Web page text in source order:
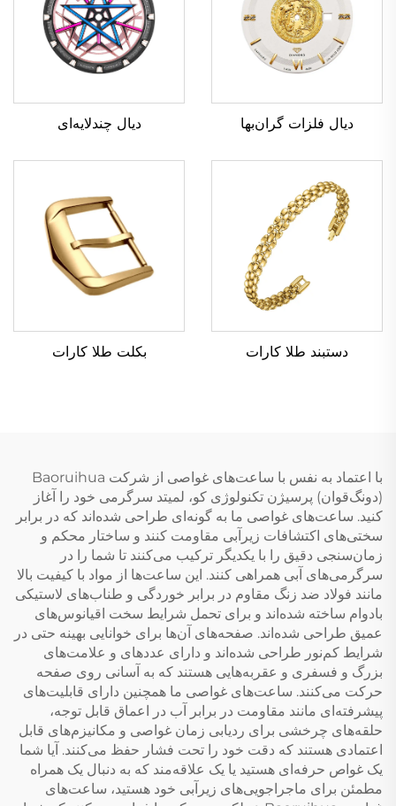
دیال فلزات گران‌بها دیال چندلایه‌ای
دستبند طلا کارات بکلت طلا کارات
با اعتماد به نفس با ساعت‌های غواصی از شرکت Baoruihua
(دونگ‌قوان) پرسیژن تکنولوژی کو، لمیتد سرگرمی خود را آغاز
کنید. ساعت‌های غواصی ما به گونه‌ای طراحی شده‌اند که در برابر
سختی‌های اکتشافات زیرآبی مقاومت کنند و ساختار محکم و
زمان‌سنجی دقیق را با یکدیگر ترکیب می‌کنند تا شما را در
سرگرمی‌های آبی همراهی کنند. این ساعت‌ها از مواد با کیفیت بالا
مانند فولاد ضد زنگ مقاوم در برابر خوردگی و طناب‌های لاستیکی
بادوام ساخته شده‌اند و برای تحمل شرایط سخت اقیانوس‌های
عمیق طراحی شده‌اند. صفحه‌های آن‌ها برای خوانایی بهینه حتی در
شرایط کم‌نور طراحی شده‌اند و دارای عددهای و علامت‌های
بزرگ و فسفری و عقربه‌هایی هستند که به آسانی روی صفحه
حرکت می‌کنند. ساعت‌های غواصی ما همچنین دارای قابلیت‌های
پیشرفته‌ای مانند مقاومت در برابر آب در اعماق قابل توجه،
حلقه‌های چرخشی برای ردیابی زمان غواصی و مکانیزم‌های قابل
اعتمادی هستند که دقت خود را تحت فشار حفظ می‌کنند. آیا شما
یک غواص حرفه‌ای هستید یا یک علاقه‌مند که به دنبال یک همراه
مطمئن برای ماجراجویی‌های زیرآبی خود هستید، ساعت‌های